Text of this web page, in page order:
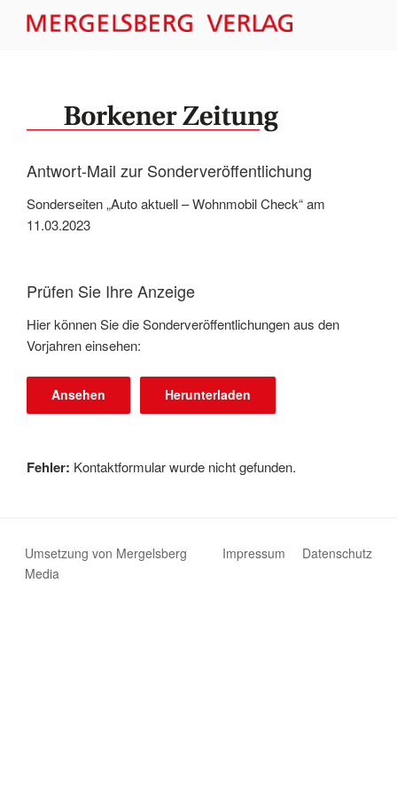
Inhalt
Antwort-Mail zur Sonderveröffentlichung
Sonderseiten „Auto aktuell – Wohnmobil Check“ am
11.03.2023
Prüfen Sie Ihre Anzeige
Hier können Sie die Sonderveröffentlichungen aus den
Vorjahren einsehen:
Ansehen Herunterladen
Fehler: Kontaktformular wurde nicht gefunden.
Impressum Datenschutz
Umsetzung von Mergelsberg
Media